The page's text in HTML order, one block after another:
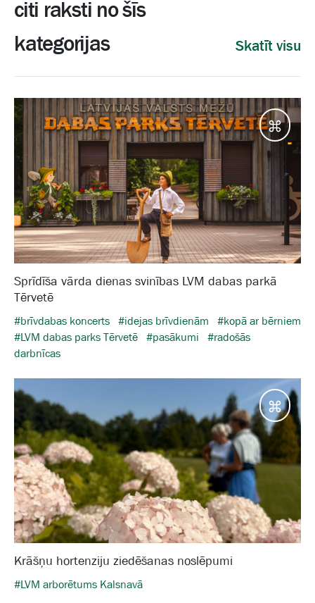
citi raksti no šīs
kategorijas
Skatīt visu
Sprīdīša vārda dienas svinības LVM dabas parkā
Tērvetē
#brīvdabas koncerts #idejas brīvdienām
#kopā ar bērniem
#LVM dabas parks Tērvetē #pasākumi
#radošās
darbnīcas
Krāšņu hortenziju ziedēšanas noslēpumi
#LVM arborētums Kalsnavā